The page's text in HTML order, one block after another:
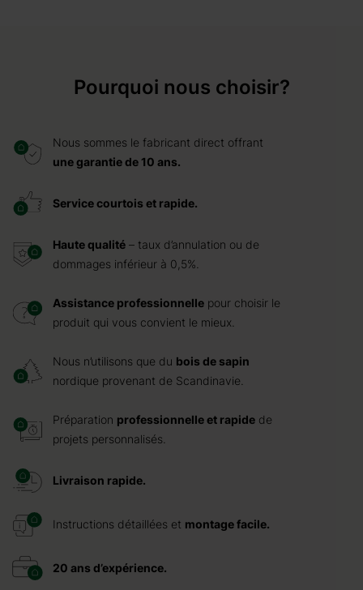
Pourquoi nous choisir?
Nous sommes le fabricant direct offrant
une garantie de 10 ans.
Service courtois et rapide.
Haute qualité – taux d’annulation ou de
dommages inférieur à 0,5%.
Assistance professionnelle pour choisir le
produit qui vous convient le mieux.
Nous n’utilisons que du bois de sapin
nordique provenant de Scandinavie.
Préparation professionnelle et rapide de
projets personnalisés.
Livraison rapide.
Instructions détaillées et montage facile.
20 ans d’expérience.